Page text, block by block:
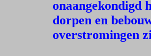
onaangekondigd
dorpen en
overstromingen